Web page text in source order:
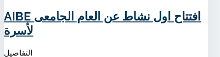
AIBE افتتاح اول نشاط عن العام الجامعى
لأسرة
التفاصيل